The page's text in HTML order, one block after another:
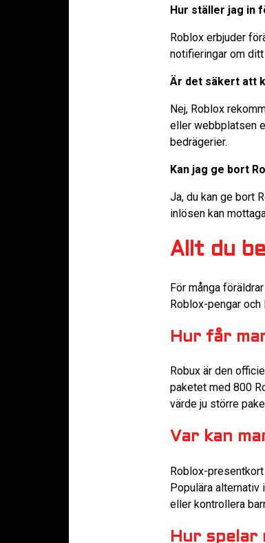
Hur ställer jag in
Roblox erbjuder
notifieringar om
Är det säkert att
Nej, Roblox
eller webbplatsen
bedrägerier.
Kan jag ge bort
Ja, du kan ge bort
inlösen kan
Allt du
För många
Roblox-pengar och
Hur får
Robux är den
paketet med 800
värde ju större
Var kan
Roblox-
Populära alternativ
eller kontrollera
Hur spelar